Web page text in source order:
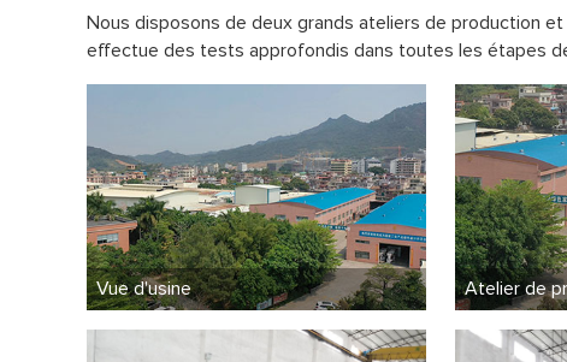
Nous disposons de deux grands ateliers de production
effectue des tests approfondis dans toutes les étapes
Vue d'usine Atelier de